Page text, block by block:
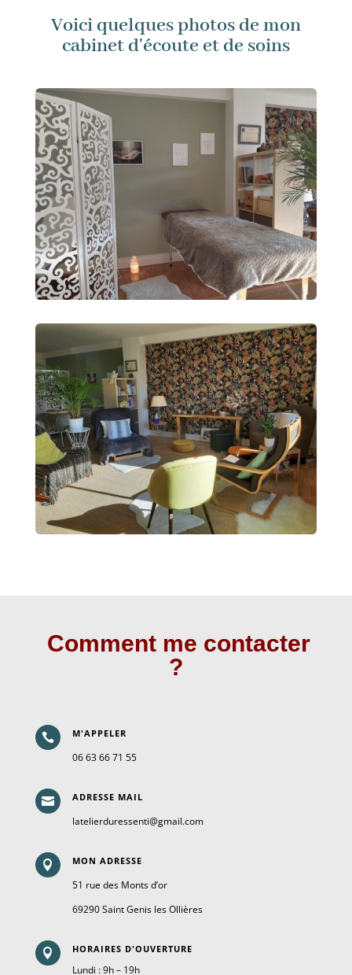
Voici quelques photos de mon
cabinet d'écoute et de soins
Comment me contacter
?
 M'APPELER
06 63 66 71 55
 ADRESSE MAIL
latelierduressenti@gmail.com
 MON ADRESSE
51 rue des Monts d’or
69290 Saint Genis les Ollières
 HORAIRES D'OUVERTURE
Lundi : 9h – 19h